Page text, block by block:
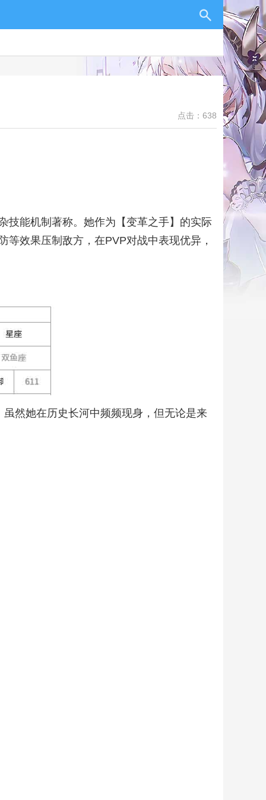
点击：638
技能机制著称。她作为【变革之手】的实际
效果压制敌方，在PVP对战中表现优异，
然她在历史长河中频频现身，但无论是来